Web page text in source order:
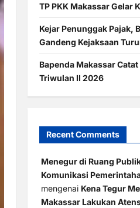
TP PKK Makassar Gelar
Kejar Penunggak Pajak,
Gandeng Kejaksaan
Bapenda Makassar
Triwulan II 2026
Recent Comments
Menegur di Ruang
Komunikasi
mengenai Kena Tegur
Makassar Lakukan